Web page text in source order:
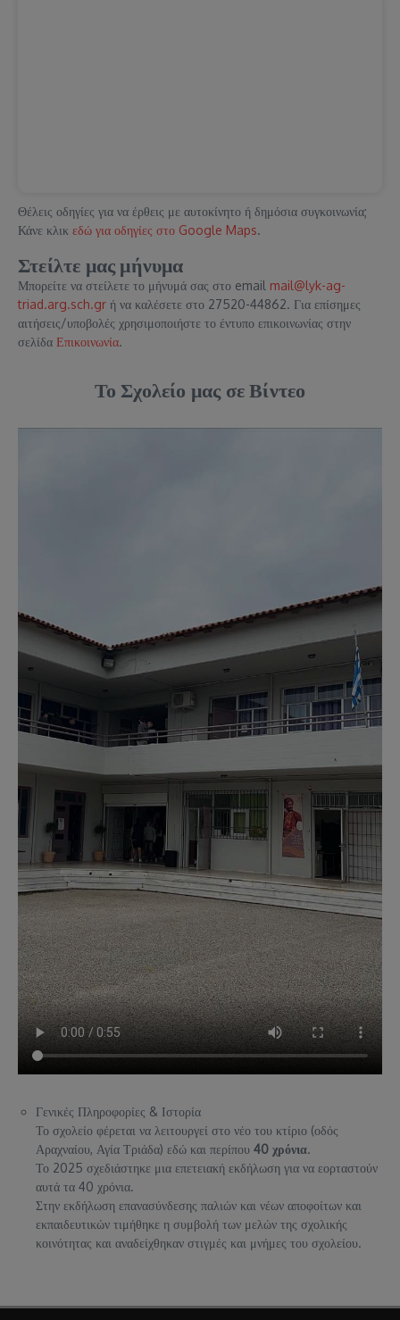
Θέλεις οδηγίες για να έρθεις με αυτοκίνητο ή δημόσια συγκοινωνία;
Κάνε κλικ εδώ για οδηγίες στο Google Maps.
Στείλτε μας μήνυμα
Μπορείτε να στείλετε το μήνυμά σας στο email mail@lyk-ag-
triad.arg.sch.gr ή να καλέσετε στο 27520-44862. Για επίσημες
αιτήσεις/υποβολές χρησιμοποιήστε το έντυπο επικοινωνίας στην
σελίδα Επικοινωνία.
Το Σχολείο μας σε Βίντεο
Γενικές Πληροφορίες & Ιστορία
Το σχολείο φέρεται να λειτουργεί στο νέο του κτίριο (οδός
Αραχναίου, Αγία Τριάδα) εδώ και περίπου 40 χρόνια.
Το 2025 σχεδιάστηκε μια επετειακή εκδήλωση για να εορταστούν
αυτά τα 40 χρόνια.
Στην εκδήλωση επανασύνδεσης παλιών και νέων αποφοίτων και
εκπαιδευτικών τιμήθηκε η συμβολή των μελών της σχολικής
κοινότητας και αναδείχθηκαν στιγμές και μνήμες του σχολείου.